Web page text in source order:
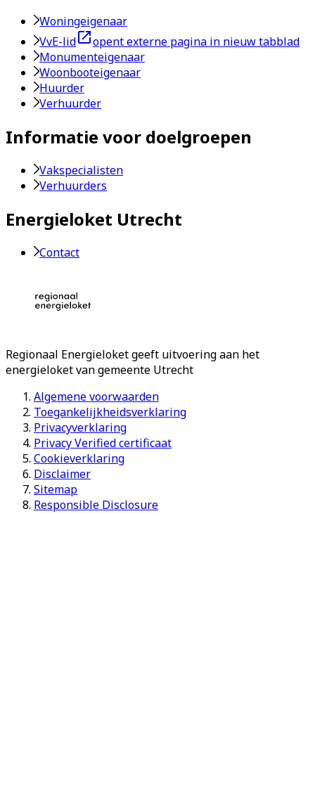
Woningeigenaar
VvE-lid
opent externe pagina in nieuw tabblad
Monumenteigenaar
Woonbooteigenaar
Huurder
Verhuurder
Informatie voor doelgroepen
Vakspecialisten
Verhuurders
Energieloket Utrecht
Contact
Regionaal Energieloketgeeft uitvoering aan het
energieloket van gemeente Utrecht
Algemene voorwaarden
Toegankelijkheidsverklaring
Privacyverklaring
Privacy Verified certificaat
Cookieverklaring
Disclaimer
Sitemap
Responsible Disclosure